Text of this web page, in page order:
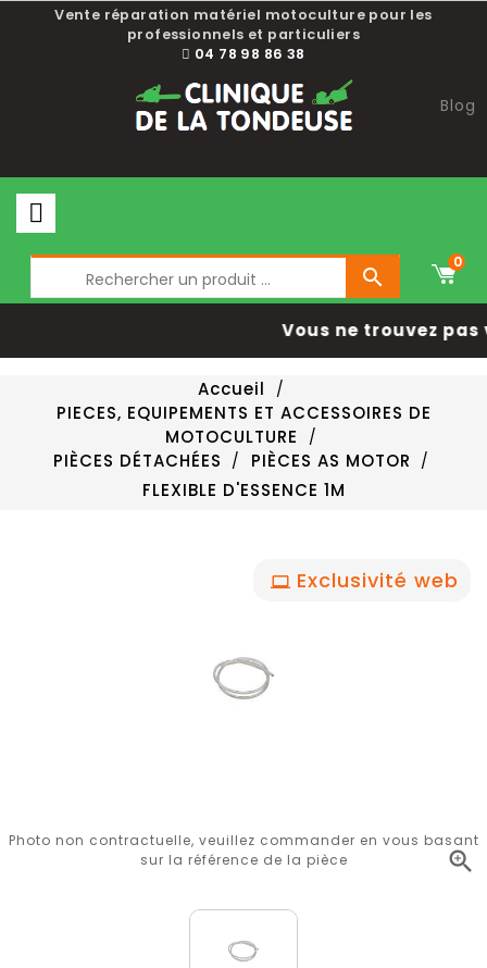
Vente réparation matériel motoculture pour les
professionnels et particuliers
04 78 98 86 38
Blog

0
Vous ne trouvez
Accueil
PIECES, EQUIPEMENTS ET ACCESSOIRES DE
MOTOCULTURE
PIÈCES DÉTACHÉES
PIÈCES AS MOTOR
FLEXIBLE D'ESSENCE 1M
Exclusivité web

Photo non contractuelle, veuillez commander en vous basant
sur la référence de la pièce